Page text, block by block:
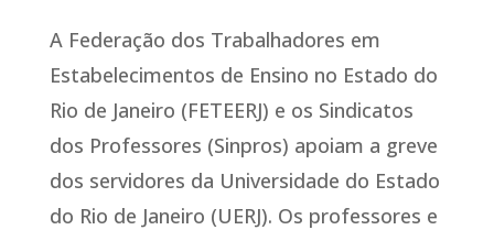
A Federação dos Trabalhadores em
Estabelecimentos de Ensino no Estado do
Rio de Janeiro (FETEERJ) e os Sindicatos
dos Professores (Sinpros) apoiam a greve
dos servidores da Universidade do Estado
do Rio de Janeiro (UERJ). Os professores e